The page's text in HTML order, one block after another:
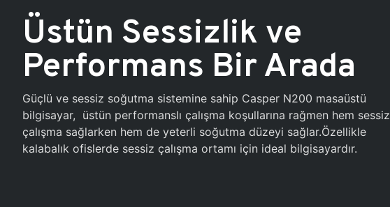
Üstün Sessizlik ve
Performans Bir Arada
Güçlü ve sessiz soğutma sistemine sahip Casper N200 masaüstü
bilgisayar, üstün performanslı çalışma koşullarına rağmen hem sessiz
çalışma sağlarken hem de yeterli soğutma düzeyi sağlar.Özellikle
kalabalık ofislerde sessiz çalışma ortamı için ideal bilgisayardır.